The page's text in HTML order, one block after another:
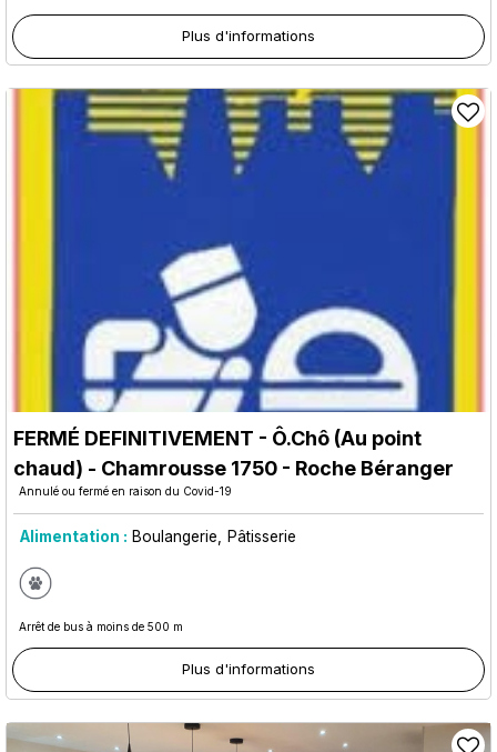
Plus d'informations
FERMÉ DEFINITIVEMENT - Ô.Chô (Au point
chaud) - Chamrousse 1750 - Roche Béranger
Annulé ou fermé en raison du Covid-19
Alimentation : Boulangerie Pâtisserie
Arrêt de bus à moins de 500 m
Plus d'informations